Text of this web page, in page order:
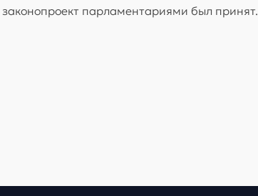
парламентариями был принят.